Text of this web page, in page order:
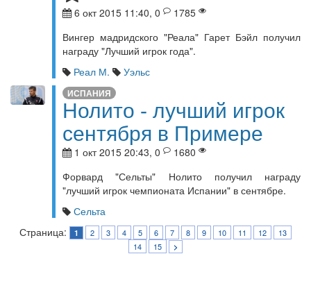
6 окт 2015 11:40, 0
1785
Вингер мадридского "Реала" Гарет Бэйл получил
награду "Лучший игрок года".
Реал М.
Уэльс
ИСПАНИЯ
Нолито - лучший игрок
сентября в Примере
1 окт 2015 20:43, 0
1680
Форвард "Сельты" Нолито получил награду
"лучший игрок чемпионата Испании" в сентябре.
Сельта
Страница:
1 2 3 4 5 6 7 8 9 10 11 12
13
14
15 >